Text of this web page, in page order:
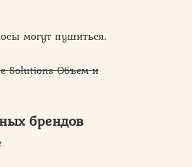
могут пушиться.
Solutions Объем и
брендов